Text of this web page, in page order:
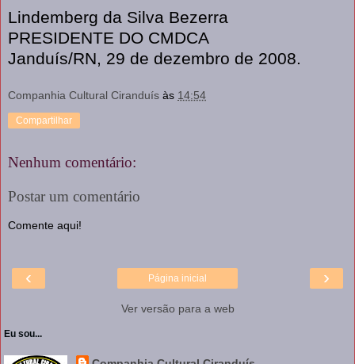
Lindemberg da Silva Bezerra
PRESIDENTE DO CMDCA
Janduís/RN, 29 de dezembro de 2008.
Companhia Cultural Ciranduís às 14:54
Compartilhar
Nenhum comentário:
Postar um comentário
Comente aqui!
‹ ›
Página inicial
Ver versão para a web
Eu sou...